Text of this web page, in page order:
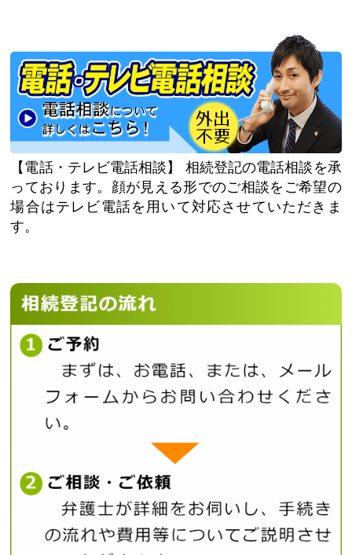
【電話・テレビ電話相談】
相続登記の電話相談を承
っております。顔が見える形でのご相談をご希望の
場合はテレビ電話を用いて対応させていただきま
す。